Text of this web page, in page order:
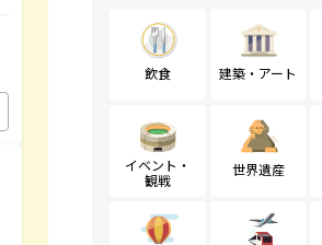
飲食 建築・アート
イベント・
観戦
世界遺産